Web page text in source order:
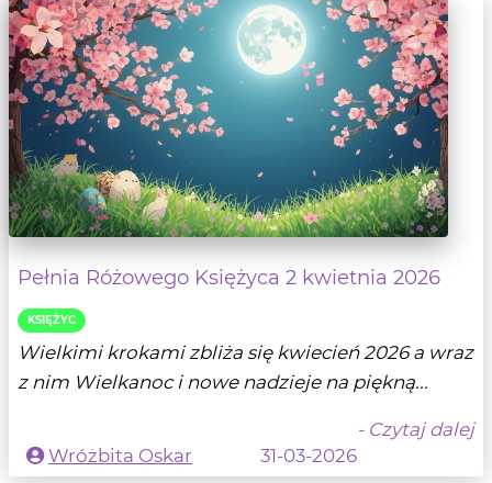
Pełnia Różowego Księżyca 2 kwietnia 2026
KSIĘŻYC
Wielkimi krokami zbliża się kwiecień 2026 a wraz
z nim Wielkanoc i nowe nadzieje na piękną...
- Czytaj dalej
Wróżbita Oskar
31-03-2026